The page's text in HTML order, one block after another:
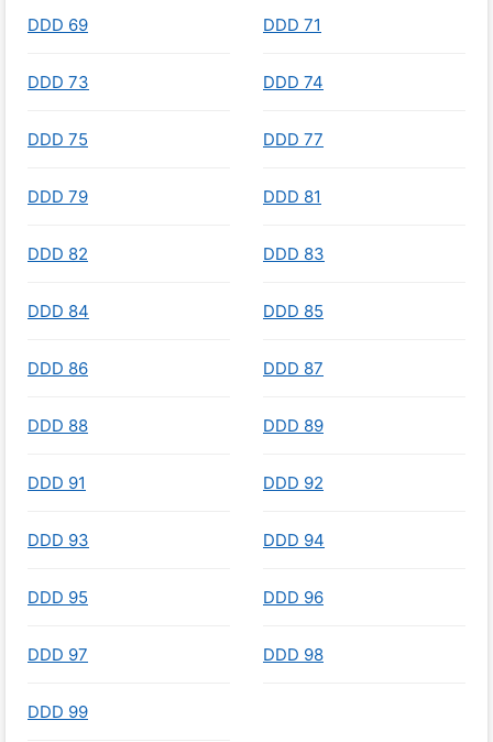
DDD 69 DDD 71
DDD 73 DDD 74
DDD 75 DDD 77
DDD 79 DDD 81
DDD 82 DDD 83
DDD 84 DDD 85
DDD 86 DDD 87
DDD 88 DDD 89
DDD 91 DDD 92
DDD 93 DDD 94
DDD 95 DDD 96
DDD 97 DDD 98
DDD 99